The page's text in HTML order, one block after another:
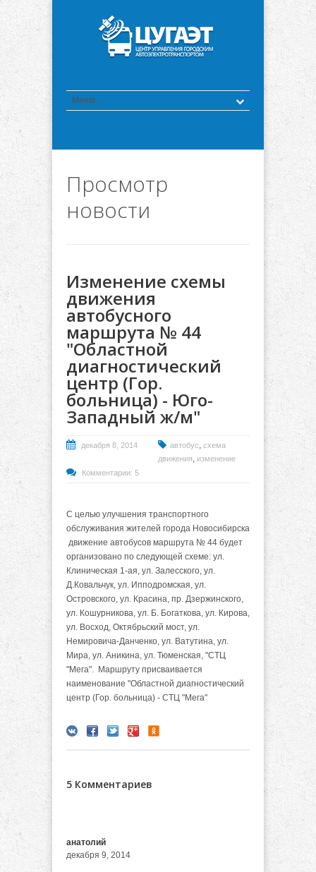
Просмотр
новости
Изменение схемы
движения
автобусного
маршрута № 44
"Областной
диагностический
центр (Гор.
больница) - Юго-
Западный ж/м"
декабря 8, 2014 автобус, схема
движения, изменение
Комментарии: 5
С целью улучшения транспортного
обслуживания жителей города Новосибирска
движение автобусов маршрута № 44 будет
организовано по следующей схеме: ул.
Клиническая 1-ая, ул. Залесского, ул.
Д.Ковальчук, ул. Ипподромская, ул.
Островского, ул. Красина, пр. Дзержинского,
ул. Кошурникова, ул. Б. Богаткова, ул. Кирова,
ул. Восход, Октябрьский мост, ул.
Немировича-Данченко, ул. Ватутина, ул.
Мира, ул. Аникина, ул. Тюменская, "СТЦ
"Мега". Маршруту присваивается
наименование "Областной диагностический
центр (Гор. больница) - СТЦ "Мега"
5 Комментариев
анатолий
декабря 9, 2014